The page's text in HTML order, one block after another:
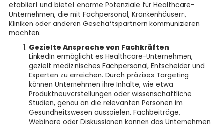
etabliert und bietet enorme Potenziale für Healthcare-
Unternehmen, die mit Fachpersonal, Krankenhäusern,
Kliniken oder anderen Geschäftspartnern kommunizieren
möchten.
Gezielte Ansprache von Fachkräften
LinkedIn ermöglicht es Healthcare-Unternehmen,
gezielt medizinisches Fachpersonal, Entscheider und
Experten zu erreichen. Durch präzises Targeting
können Unternehmen ihre Inhalte, wie etwa
Produktneuvorstellungen oder wissenschaftliche
Studien, genau an die relevanten Personen im
Gesundheitswesen ausspielen. Fachbeiträge,
Webinare oder Diskussionen können das Unternehmen